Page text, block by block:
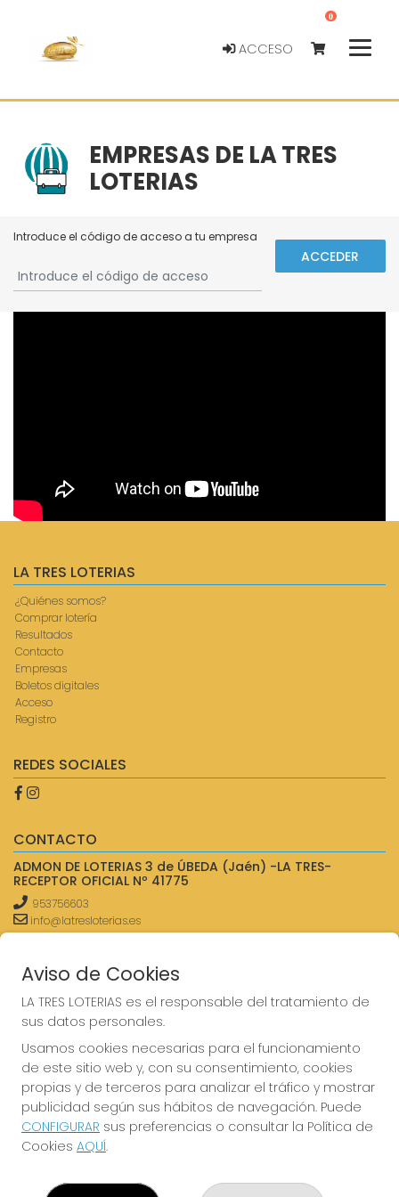
ACCESO
0
EMPRESAS DE LA TRES
LOTERIAS
Introduce el código de acceso a tu empresa
ACCEDER
LA TRES LOTERIAS
¿Quiénes somos?
Comprar lotería
Resultados
Contacto
Empresas
Boletos digitales
Acceso
Registro
REDES SOCIALES
CONTACTO
ADMON DE LOTERIAS 3 de ÚBEDA (Jaén) -LA TRES-
RECEPTOR OFICIAL Nº 41775
953756603
info@latresloterias.es
(Jaén) España
LEGAL
Aviso Legal
Política de Privacidad
Política de Cookies
Condiciones de Compra
Tienda de Lotería Nacional
Pago aceptado con tarjeta
Aviso de Cookies
LA TRES LOTERIAS es el responsable del tratamiento de
sus datos personales.
Usamos cookies necesarias para el funcionamiento
de este sitio web y, con su consentimiento, cookies
propias y de terceros para analizar el tráfico y mostrar
publicidad según sus hábitos de navegación. Puede
CONFIGURAR sus preferencias o consultar la Política de
Cookies AQUÍ.